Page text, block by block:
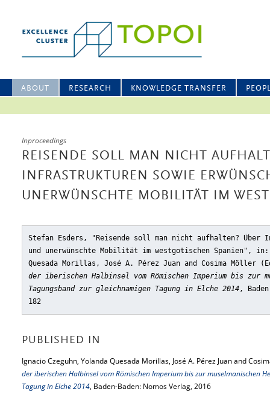
ABOUT RESEARCH KNOWLEDGE TRANSFER
Inproceedings
REISENDE SOLL MAN NICHT
INFRASTRUKTUREN SOWIE
UNERWÜNSCHTE MOBILITÄT IM
Stefan Esders, "Reisende soll man nicht aufhalten? Über
und unerwünschte Mobilität im westgotischen Spanien" , in:
Quesada Morillas, José A. Pérez Juan and Cosima Möller
der iberischen Halbinsel vom Römischen Imperium bis zur
Tagungsband zur gleichnamigen Tagung in Elche 2014,
182
PUBLISHED IN
Ignacio Czeguhn, Yolanda Quesada Morillas, José A. Pérez Juan and
der iberischen Halbinsel vom Römischen Imperium bis zur muselmanischen
Tagung in Elche 2014, Baden-Baden: Nomos Verlag, 2016